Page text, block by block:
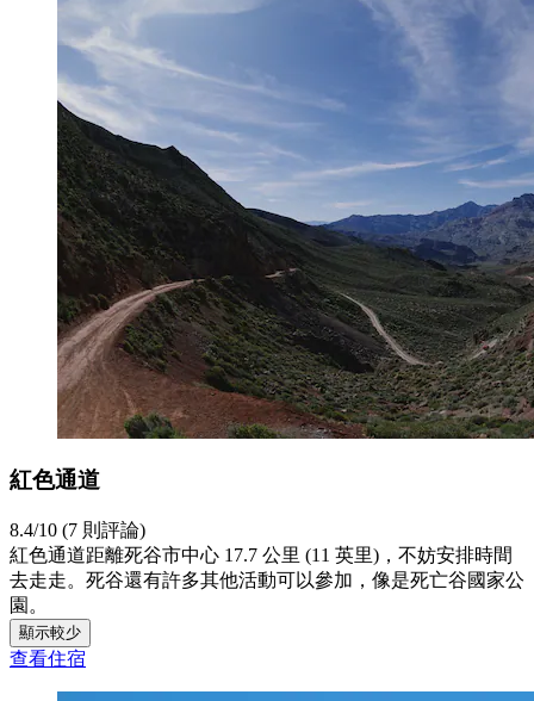
紅色通道
8.4/10 (7 則評論)
紅色通道距離死谷市中心 17.7 公里 (11 英里)，不妨安排時間
去走走。死谷還有許多其他活動可以參加，像是死亡谷國家公
園。
顯示較少
查看住宿